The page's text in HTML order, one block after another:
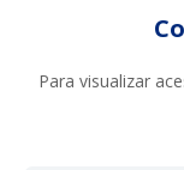
Para visualizar